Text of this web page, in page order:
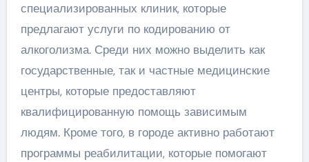
специализированных клиник, которые
предлагают услуги по кодированию от
алкоголизма. Среди них можно выделить как
государственные, так и частные медицинские
центры, которые предоставляют
квалифицированную помощь зависимым
людям. Кроме того, в городе активно работают
программы реабилитации, которые помогают